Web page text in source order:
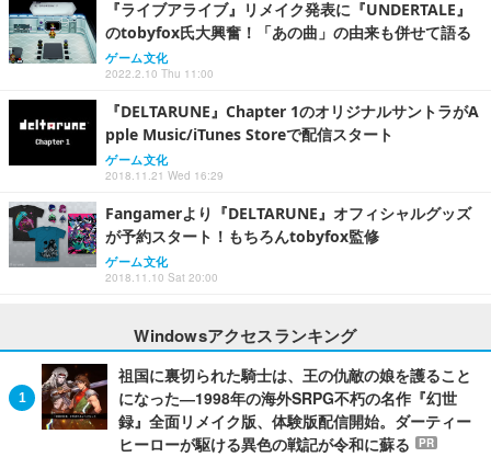
『ライブアライブ』リメイク発表に『UNDERTALE』
のtobyfox氏大興奮！「あの曲」の由来も併せて語る
ゲーム文化
2022.2.10 Thu 11:00
『DELTARUNE』Chapter 1のオリジナルサントラがA
pple Music/iTunes Storeで配信スタート
ゲーム文化
2018.11.21 Wed 16:29
Fangamerより『DELTARUNE』オフィシャルグッズ
が予約スタート！もちろんtobyfox監修
ゲーム文化
2018.11.10 Sat 20:00
Windowsアクセスランキング
祖国に裏切られた騎士は、王の仇敵の娘を護ること
になった―1998年の海外SRPG不朽の名作『幻世
録』全面リメイク版、体験版配信開始。ダーティー
ヒーローが駆ける異色の戦記が令和に蘇る
PR